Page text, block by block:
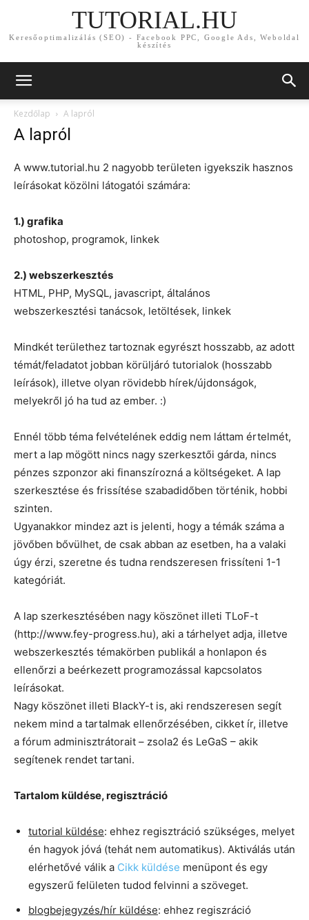
TUTORIAL.HU
Keresőoptimalizálás (SEO) - Facebook PPC, Google Ads, Weboldal
készítés
Kezdőlap A lapról
A lapról
A www.tutorial.hu 2 nagyobb területen igyekszik hasznos
leírásokat közölni látogatói számára:
1.) grafika
photoshop, programok, linkek
2.) webszerkesztés
HTML, PHP, MySQL, javascript, általános
webszerkesztési tanácsok, letöltések, linkek
Mindkét területhez tartoznak egyrészt hosszabb, az adott
témát/feladatot jobban körüljáró tutorialok (hosszabb
leírások), illetve olyan rövidebb hírek/újdonságok,
melyekről jó ha tud az ember. :)
Ennél több téma felvételének eddig nem láttam értelmét,
mert a lap mögött nincs nagy szerkesztői gárda, nincs
pénzes szponzor aki finanszírozná a költségeket. A lap
szerkesztése és frissítése szabadidőben történik, hobbi
szinten.
Ugyanakkor mindez azt is jelenti, hogy a témák száma a
jövőben bővülhet, de csak abban az esetben, ha a valaki
úgy érzi, szeretne és tudna rendszeresen frissíteni 1-1
kategóriát.
A lap szerkesztésében nagy köszönet illeti TLoF-t
(http://www.fey-progress.hu), aki a tárhelyet adja, illetve
webszerkesztés témakörben publikál a honlapon és
ellenőrzi a beérkezett programozással kapcsolatos
leírásokat.
Nagy köszönet illeti BlackY-t is, aki rendszeresen segít
nekem mind a tartalmak ellenőrzésében, cikket ír, illetve
a fórum adminisztrátorait – zsola2 és LeGaS – akik
segítenek rendet tartani.
Tartalom küldése, regisztráció
tutorial küldése: ehhez regisztráció szükséges, melyet
én hagyok jóvá (tehát nem automatikus). Aktiválás után
elérhetővé válik a Cikk küldése menüpont és egy
egyszerű felületen tudod felvinni a szöveget.
blogbejegyzés/hír küldése: ehhez regiszráció